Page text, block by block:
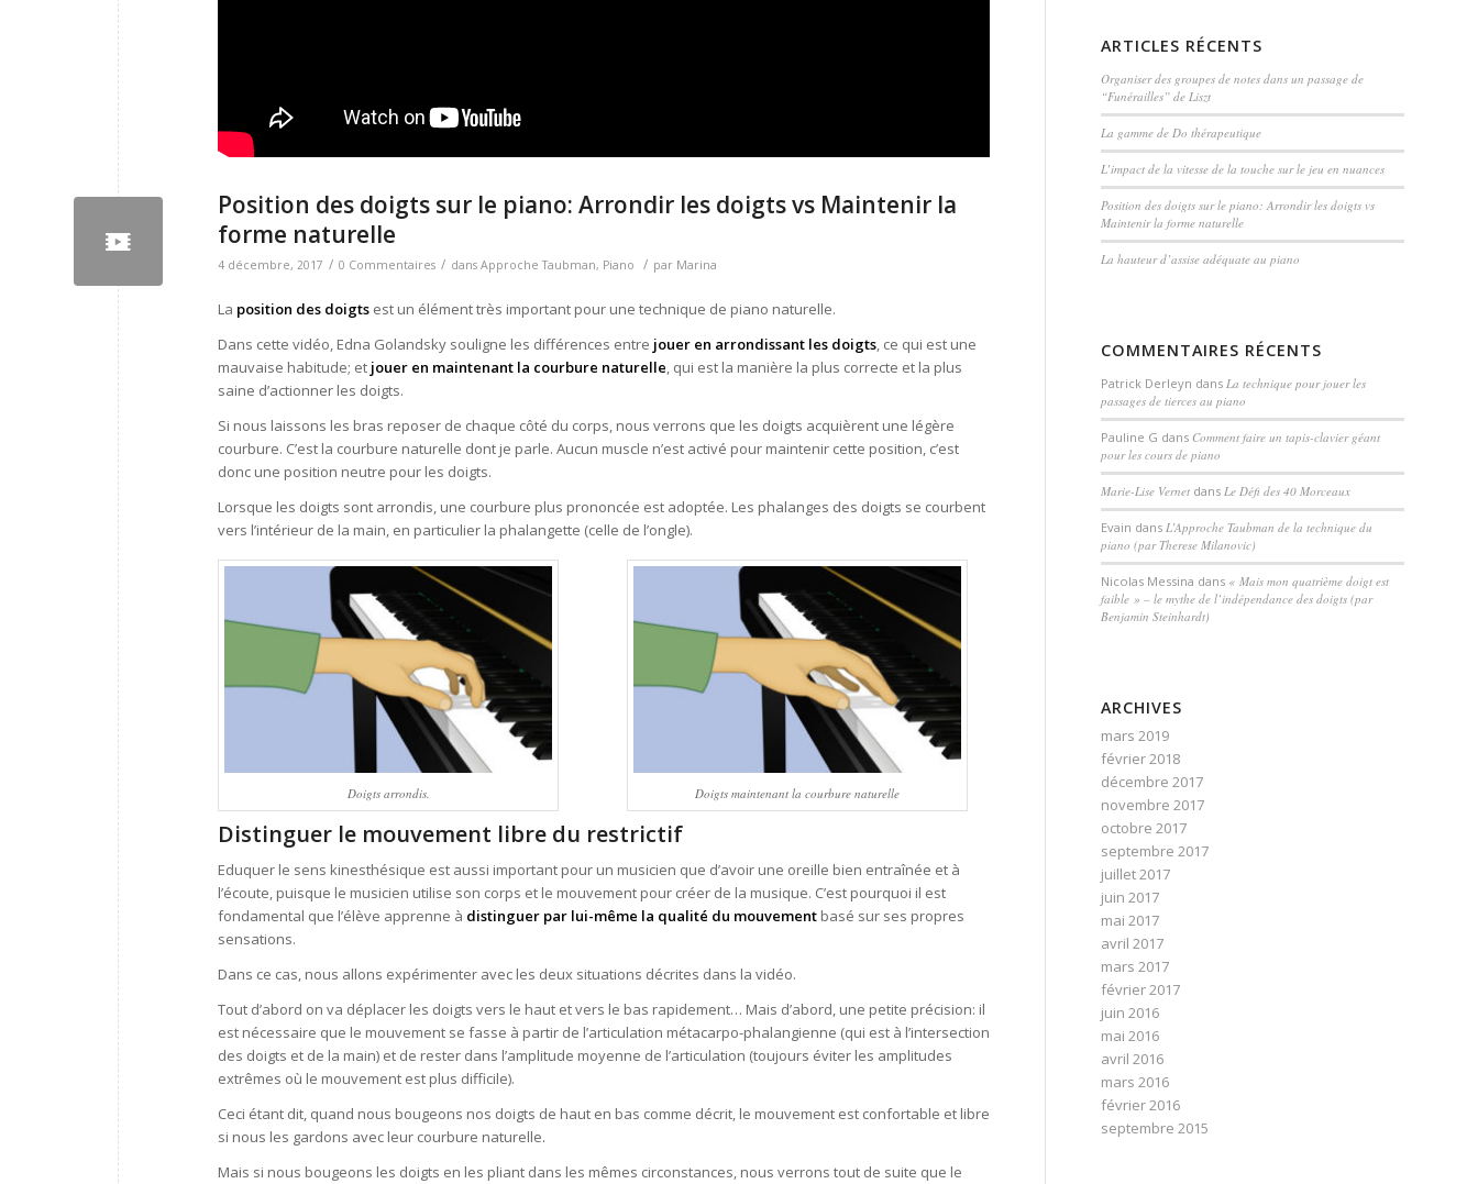
Position des doigts sur le piano: Arrondir les doigts vs Maintenir la
forme naturelle
4 décembre, 2017 / 0 Commentaires / dans Approche Taubman, Piano / par Marina
La position des doigts est un élément très important pour une technique de piano naturelle.
Dans cette vidéo, Edna Golandsky souligne les différences entre jouer en arrondissant les doigts, ce qui est une
mauvaise habitude; et jouer en maintenant la courbure naturelle, qui est la manière la plus correcte et la plus
saine d’actionner les doigts.
Si nous laissons les bras reposer de chaque côté du corps, nous verrons que les doigts acquièrent une légère
courbure. C’est la courbure naturelle dont je parle. Aucun muscle n’est activé pour maintenir cette position, c’est
donc une position neutre pour les doigts.
Lorsque les doigts sont arrondis, une courbure plus prononcée est adoptée. Les phalanges des doigts se courbent
vers l’intérieur de la main, en particulier la phalangette (celle de l’ongle).
Doigts arrondis. Doigts maintenant la courbure naturelle
Distinguer le mouvement libre du restrictif
Eduquer le sens kinesthésique est aussi important pour un musicien que d’avoir une oreille bien entraînée et à
l’écoute, puisque le musicien utilise son corps et le mouvement pour créer de la musique. C’est pourquoi il est
fondamental que l’élève apprenne à distinguer par lui-même la qualité du mouvement basé sur ses propres
sensations.
Dans ce cas, nous allons expérimenter avec les deux situations décrites dans la vidéo.
Tout d’abord on va déplacer les doigts vers le haut et vers le bas rapidement… Mais d’abord, une petite précision: il
est nécessaire que le mouvement se fasse à partir de l’articulation métacarpo-phalangienne (qui est à l’intersection
des doigts et de la main) et de rester dans l’amplitude moyenne de l’articulation (toujours éviter les amplitudes
extrêmes où le mouvement est plus difficile).
Ceci étant dit, quand nous bougeons nos doigts de haut en bas comme décrit, le mouvement est confortable et libre
si nous les gardons avec leur courbure naturelle.
Mais si nous bougeons les doigts en les pliant dans les mêmes circonstances, nous verrons tout de suite que le
ARTICLES RÉCENTS
Organiser des groupes de notes dans un passage de
“Funérailles” de Liszt
La gamme de Do thérapeutique
L’impact de la vitesse de la touche sur le jeu en nuances
Position des doigts sur le piano: Arrondir les doigts vs
Maintenir la forme naturelle
La hauteur d’assise adéquate au piano
COMMENTAIRES RÉCENTS
Patrick Derleyn dansLa technique pour jouer les
passages de tierces au piano
Pauline G dans Comment faire un tapis-clavier géant
pour les cours de piano
Marie-Lise Vernet dansLe Défi des 40 Morceaux
Evain dansL’Approche Taubman de la technique du
piano (par Therese Milanovic)
Nicolas Messina dans « Mais mon quatrième doigt est
faible » – le mythe de l’indépendance des doigts (par
Benjamin Steinhardt)
ARCHIVES
mars 2019
février 2018
décembre 2017
novembre 2017
octobre 2017
septembre 2017
juillet 2017
juin 2017
mai 2017
avril 2017
mars 2017
février 2017
juin 2016
mai 2016
avril 2016
mars 2016
février 2016
septembre 2015